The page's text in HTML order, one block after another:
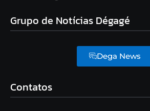
Grupo de Notícias Dégagé
Dega News
Contatos